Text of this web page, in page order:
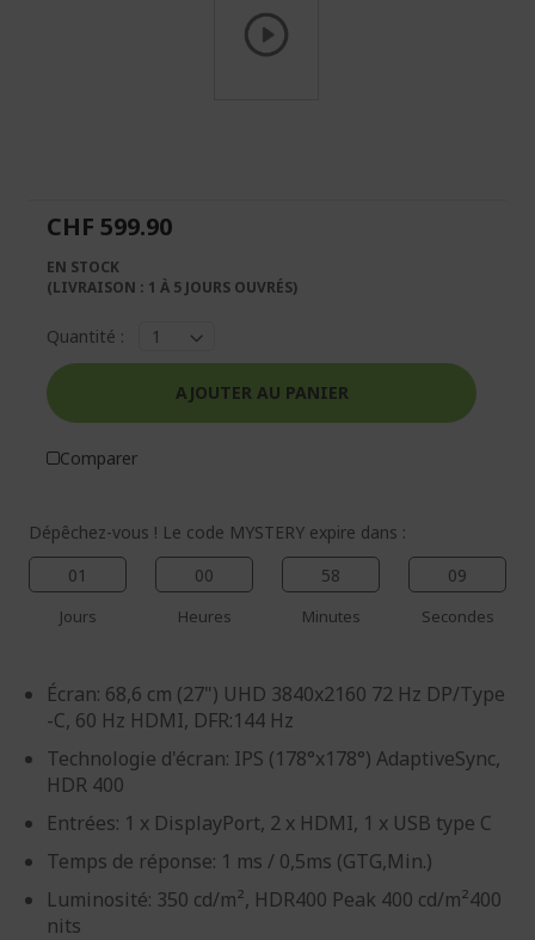
Galerie
d’images
Dépêchez-vous ! Le code MYSTERY expire dans :
01
Jours
00
Heures
58
Minutes
09
Secondes
Écran: 68,6 cm (27") UHD 3840x2160 72 Hz DP/Type
-C, 60 Hz HDMI, DFR:144 Hz
Technologie d'écran: IPS (178°x178°) AdaptiveSync,
HDR 400
Entrées: 1 x DisplayPort, 2 x HDMI, 1 x USB type C
Temps de réponse: 1 ms / 0,5ms (GTG,Min.)
Luminosité: 350 cd/m², HDR400 Peak 400 cd/m²400
nits
CHF 599.90
EN STOCK
(LIVRAISON : 1 À 5 JOURS OUVRÉS)
Quantité :
AJOUTER AU PANIER
Comparer